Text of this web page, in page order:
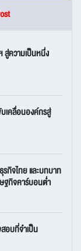
ความเป็นหนึ่ง
เคลื่อนองค์กรสู่
กิจไทย และบทบาท
ฐกิจคาร์บอนต่ำ
อบที่จำเป็น